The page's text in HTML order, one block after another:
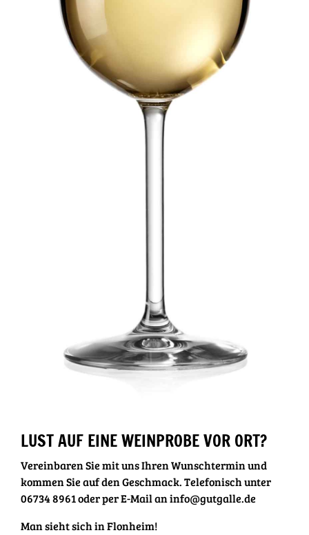
LUST AUF EINE WEINPROBE VOR ORT?
Vereinbaren Sie mit uns Ihren Wunschtermin und
kommen Sie auf den Geschmack. Telefonisch unter
06734 8961 oder per E-Mail an info@gutgalle.de
Man sieht sich in Flonheim!